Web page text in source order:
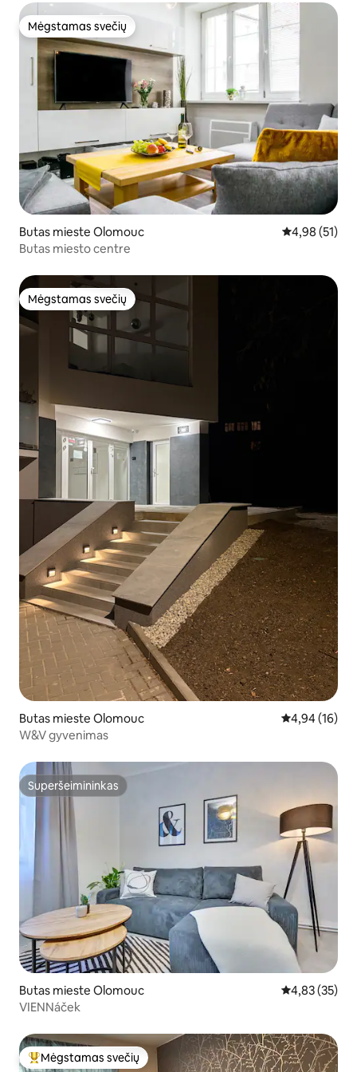
Mėgstamas svečių
Mėgstamas svečių
Butas mieste Olomouc Vidutinis
4,98 (51)
Butas miesto centre
Mėgstamas svečių
Mėgstamas svečių
Butas mieste Olomouc Vidutinis
4,94 (16)
W&V gyvenimas
Superšeimininkas
Superšeimininkas
Butas mieste Olomouc Vidutinis
4,83 (35)
VIENNáček
Svečių mėgstamiausias
Mėgstamas svečių